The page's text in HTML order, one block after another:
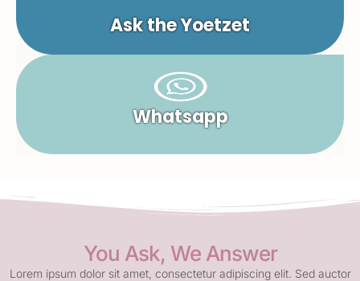
Ask the Yoetzet
Whatsapp
You Ask, We Answer
Lorem ipsum dolor sit amet, consectetur adipiscing elit. Sed auctor